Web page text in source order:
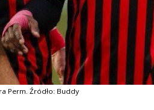
Perm. Źródło: Buddy